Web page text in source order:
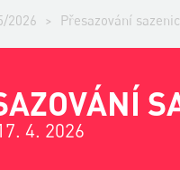
2026 > Přesazování
4. 2026